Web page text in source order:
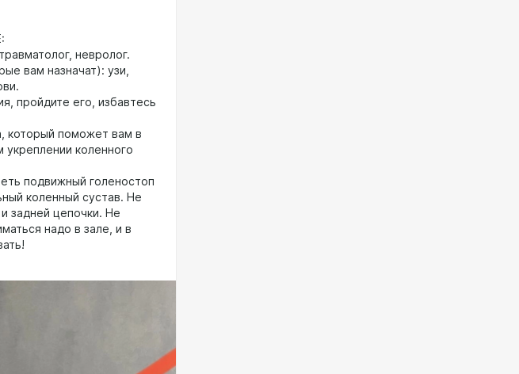
невролог.
вам назначат): узи,
пройдите его, избавтесь
который поможет вам в
коленного
подвижный голеностоп
коленный сустав. Не
задней цепочки. Не
надо в зале, и в